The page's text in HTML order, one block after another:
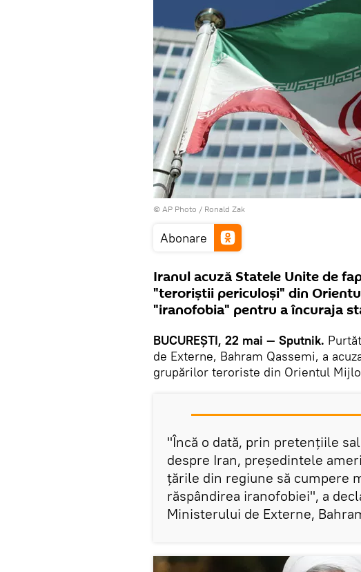
© AP Photo / Ronald Zak
Abonare
Iranul acuză Statele Unite de
"teroriștii periculoși" din
"iranofobia" pentru a încuraja
BUCUREȘTI, 22 mai — Sputnik.
de Externe, Bahram Qassemi, a
grupărilor teroriste din Orientul
"Încă o dată, prin pretențiile
despre Iran, președintele
țările din regiune să cumpere
răspândirea iranofobiei", a
Ministerului de Externe,